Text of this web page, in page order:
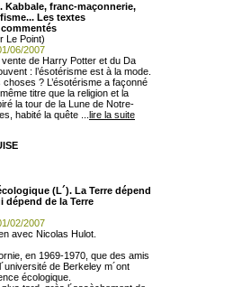
Kabbale, franc-maçonnerie,
Les textes
Le Point)
06/2007
de Harry Potter et du Da
: l’ésotérisme est à la mode.
? L’ésotérisme a façonné
titre que la religion et la
la tour de la Lune de Notre-
habité la quête ... lire la suite
(L´). La Terre dépend
dépend de la Terre
02/2007
avec Nicolas Hulot.
en 1969-1970, que des amis
de Berkeley m´ont
écologique.